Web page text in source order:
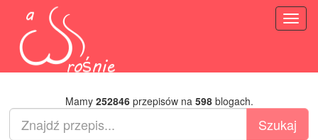
Mamy 252846przepisów na 598blogach.